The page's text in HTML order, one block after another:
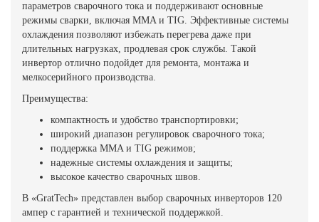
параметров сварочного тока и поддерживают основные
режимы сварки, включая MMA и TIG. Эффективные системы
охлаждения позволяют избежать перегрева даже при
длительных нагрузках, продлевая срок службы. Такой
инвертор отлично подойдет для ремонта, монтажа и
мелкосерийного производства.
Преимущества:
компактность и удобство транспортировки;
широкий диапазон регулировок сварочного тока;
поддержка MMA и TIG режимов;
надежные системы охлаждения и защиты;
высокое качество сварочных швов.
В «GratTech» представлен выбор сварочных инверторов 120
ампер с гарантией и технической поддержкой.